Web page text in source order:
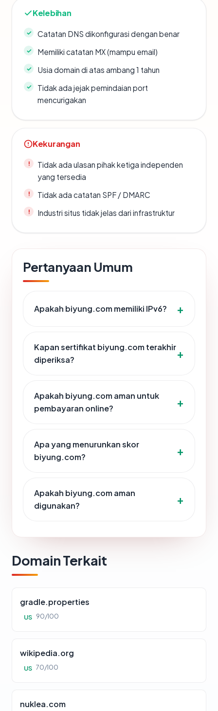
Kelebihan
Catatan DNS dikonfigurasi dengan benar
Memiliki catatan MX (mampu email)
Usia domain di atas ambang 1 tahun
Tidak ada jejak pemindaian port
mencurigakan
Kekurangan
Tidak ada ulasan pihak ketiga independen
yang tersedia
Tidak ada catatan SPF / DMARC
Industri situs tidak jelas dari infrastruktur
Pertanyaan Umum
Apakah biyung.com memiliki IPv6?
Kapan sertifikat biyung.com terakhir
diperiksa?
Apakah biyung.com aman untuk
pembayaran online?
Apa yang menurunkan skor
biyung.com?
Apakah biyung.com aman
digunakan?
Domain Terkait
gradle.properties
US 90/100
wikipedia.org
US 70/100
nuklea.com